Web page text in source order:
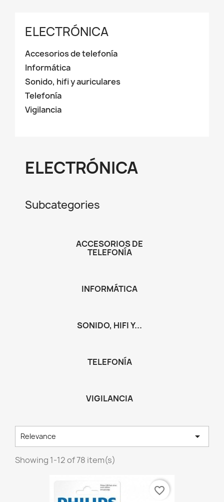
ELECTRÓNICA
Accesorios de telefonía
Informática
Sonido, hifi y auriculares
Telefonía
Vigilancia
ELECTRÓNICA
Subcategories
ACCESORIOS DE
TELEFONÍA
INFORMÁTICA
SONIDO, HIFI Y...
TELEFONÍA
VIGILANCIA
Relevance 
Showing 1-12 of 78 item(s)
favorite_border